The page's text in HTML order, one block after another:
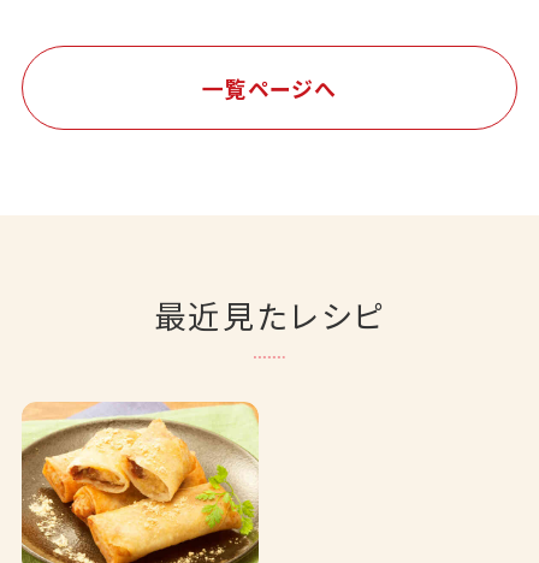
一覧ページへ
最近見たレシピ